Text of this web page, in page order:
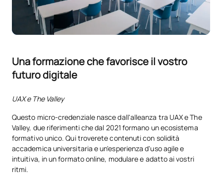
Una formazione che favorisce il vostro
futuro digitale
UAX e The Valley
Questo micro-credenziale nasce dall'alleanza tra UAX e The
Valley, due riferimenti che dal 2021 formano un ecosistema
formativo unico. Qui troverete contenuti con solidità
accademica universitaria e un'esperienza d'uso agile e
intuitiva, in un formato online, modulare e adatto ai vostri
ritmi.